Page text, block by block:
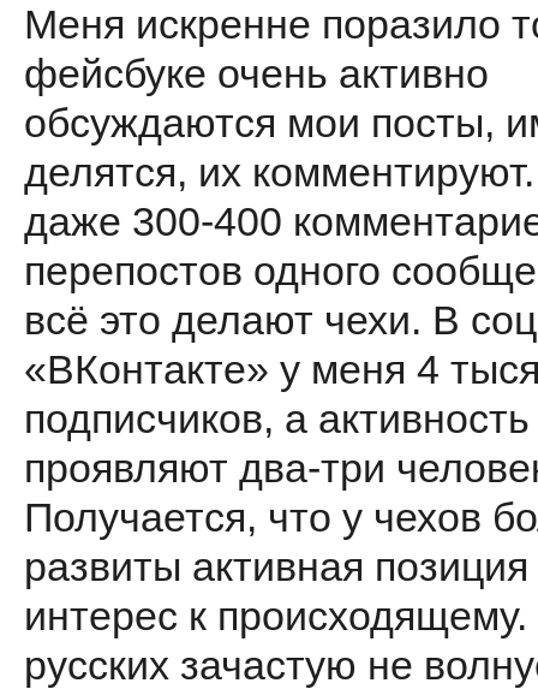
Меня искренне поразило
фейсбуке очень активно
обсуждаются мои посты,
делятся, их
даже 300-400
перепостов одного
всё это делают чехи. В
«ВКонтакте» у меня 4
подписчиков, а активность
проявляют два-три
Получается, что у чехов
развиты активная позиция
интерес к
русских зачастую не